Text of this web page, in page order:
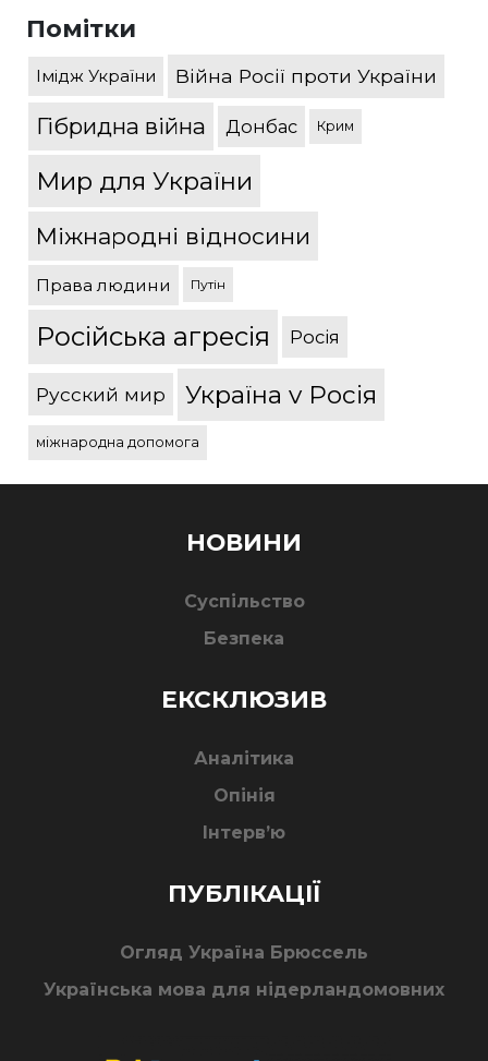
Помітки
Імідж України Війна Росії проти України
Гібридна війна Донбас Крим
Мир для України
Міжнародні відносини
Права людини Путін
Російська агресія Росія
Русский мир Україна v Росія
міжнародна допомога
НОВИНИ
Суспільство
Безпека
ЕКСКЛЮЗИВ
Аналітика
Опінія
Інтерв’ю
ПУБЛІКАЦІЇ
Огляд Україна Брюссель
Українська мова для нідерландомовних